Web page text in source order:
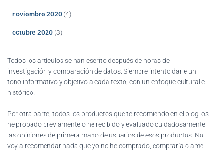
noviembre 2020 (4)
octubre 2020 (3)
Todos los artículos se han escrito después de horas de
investigación y comparación de datos. Siempre intento darle un
tono informativo y objetivo a cada texto, con un enfoque cultural e
histórico.
Por otra parte, todos los productos que te recomiendo en el blog los
he probado previamente o he recibido y evaluado cuidadosamente
las opiniones de primera mano de usuarios de esos productos. No
voy a recomendar nada que yo no he comprado, compraría o ame.